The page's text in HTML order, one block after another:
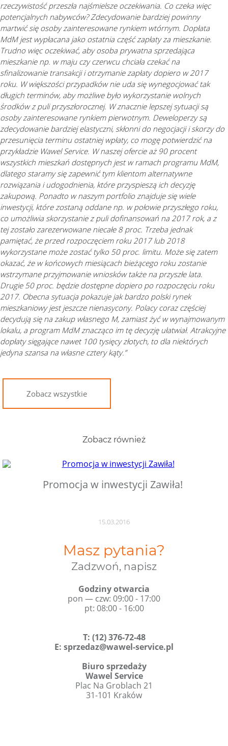
rzeczywistość przeszła najśmielsze oczekiwania. Co czeka więc
potencjalnych nabywców? Zdecydowanie bardziej powinny
martwić się osoby zainteresowane rynkiem wtórnym. Dopłata
MdM jest wypłacana jako ostatnia część zapłaty za mieszkanie.
Trudno więc oczekiwać, aby osoba prywatna sprzedająca
mieszkanie np. w maju czy czerwcu chciała czekać na
sfinalizowanie transakcji i otrzymanie zapłaty dopiero w 2017
roku. W większości przypadków nie uda się wynegocjować tak
długich terminów, aby możliwe było wykorzystanie wolnych
środków z puli przyszłorocznej. W znacznie lepszej sytuacji są
osoby zainteresowane rynkiem pierwotnym. Deweloperzy są
zdecydowanie bardziej elastyczni, skłonni do negocjacji i skorzy do
przesunięcia terminu ostatniej wpłaty, co mogę potwierdzić na
przykładzie Wawel Service. W naszej ofercie aż 90 procent
wszystkich mieszkań dostępnych jest w ramach programu MdM,
dlatego staramy się zapewnić tym klientom alternatywne
rozwiązania i udogodnienia, które przyspieszą ich decyzję
zakupową. Ponadto w naszym portfolio znajduje się wiele
inwestycji, które zostaną oddane np. w połowie przyszłego roku,
co umożliwia skorzystanie z puli dofinansowań na 2017 rok, a z
tej zostało zarezerwowane niecałe 8 proc. Trzeba jednak
pamiętać, że przed rozpoczęciem roku 2017 lub 2018
wykorzystane może zostać tylko 50 proc. limitu. Może się zatem
okazać, że w końcowych miesiącach bieżącego roku zostanie
wstrzymane przyjmowanie wniosków także na przyszłe lata.
Drugie 50 proc. będzie dostępne dopiero po rozpoczęciu roku
2017. Obecna sytuacja pokazuje jak bardzo polski rynek
mieszkaniowy jest jeszcze nienasycony. Polacy coraz częściej
decydują się na zakup własnego M, zamiast żyć w wynajmowanym
lokalu, a program MdM znacząco im tę decyzję ułatwiał. Atrakcyjne
dopłaty sięgające nawet 100 tysięcy złotych, to dla niektórych
jedyna szansa na własne cztery kąty.”
Zobacz wszystkie
Zobacz również
Promocja w inwestycji Zawiła!
15.03.2016
Masz pytania?
Zadzwoń, napisz
Godziny otwarcia
pon — czw: 09:00 - 17:00
pt: 08:00 - 16:00
T: (12) 376-72-48
E: sprzedaz@wawel-service.pl
Biuro sprzedaży
Wawel Service
Plac Na Groblach 21
31-101 Kraków